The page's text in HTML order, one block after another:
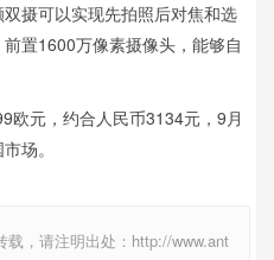
摄可以实现先拍照后对焦和选
置1600万像素摄像头，能够自
元，约合人民币3134元，9月
场。
载，请注明出处：http://www.ant